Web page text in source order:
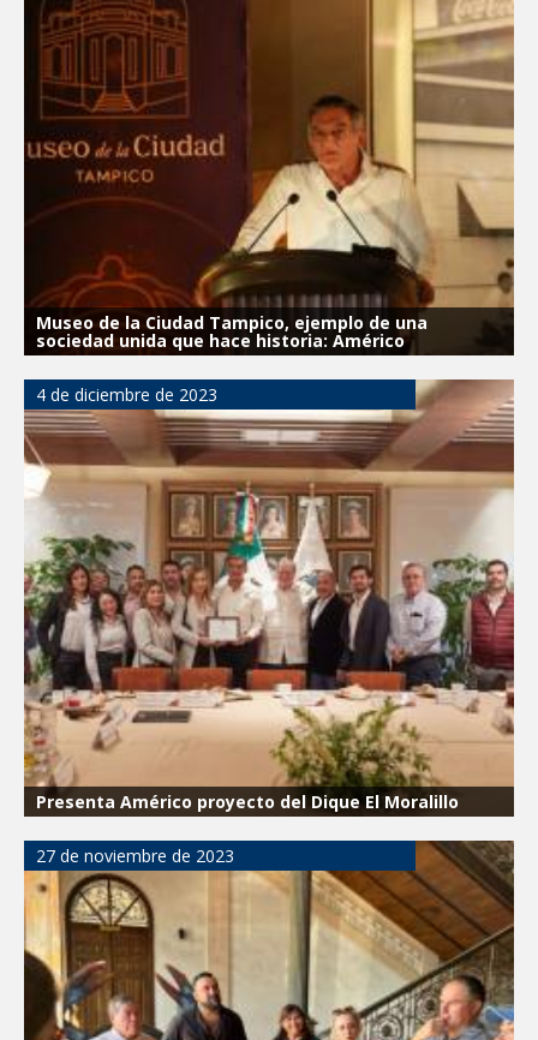
Museo de la Ciudad Tampico, ejemplo de una
sociedad unida que hace historia: Américo
4 de diciembre de 2023
Presenta Américo proyecto del Dique El Moralillo
27 de noviembre de 2023